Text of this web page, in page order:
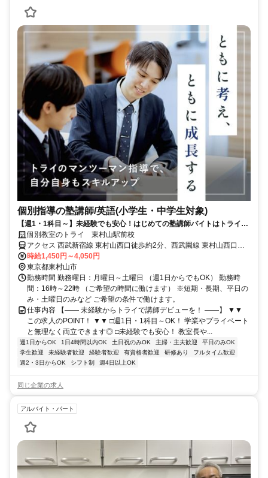
個別指導の塾講師/英語(小学生・中学生対象)
【週1・1科目～】未経験でも安心！はじめての塾講師バイトはトライで
◎ 個別教室のトライ 東村山駅前校
アクセス 西武新宿線 東村山西口徒歩約2分、西武園線 東村山西口徒
歩約2分、西武国分寺線 東村山西口徒歩約2分
時給1,450円～4,050円
東京都東村山市
勤務時間 勤務曜日：月曜日～土曜日 （週1日からでもOK） 勤務時
間：16時～22時 （ご希望の時間に働けます） ※短期・長期、平日の
み・土曜日のみなど ご希望の条件で働けます。
仕事内容 【―― 未経験からトライで講師デビューを！ ――】 ▼▼
この求人のPOINT！ ▼▼ □週1日・1科目～OK！ 学業やプライベート
と無理なく両立できます◎ □未経験でも安心！ 教室長や...
週1日からOK 1日4時間以内OK 土日祝のみOK 主婦・主夫歓迎
平日のみOK
学生歓迎
未経験者歓迎 経験者歓迎 有資格者歓迎 研修あり
フルタイム歓迎
週2・3日からOK
シフト制 週4日以上OK
同じ企業の求人
アルバイト・パート